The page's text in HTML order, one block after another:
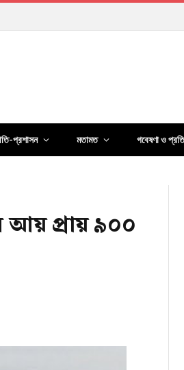
প্রশাসন মতামত গবেষণা ও
আয় প্রায় ৯০০